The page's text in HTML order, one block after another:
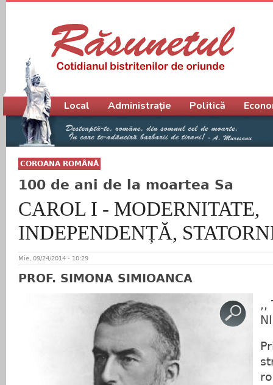
COROANA ROMÂNĂ
100 de ani de la moartea Sa
CAROL I - MODERNITATE,
INDEPENDENȚĂ,
Mie, 09/24/2014 - 10:29
PROF. SIMONA SIMIOANCA
,,
Meniu principal
Local Administrație Politică